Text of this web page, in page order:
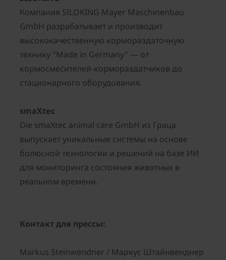
Компания SILOKING Mayer Maschinenbau
GmbH разрабатывает и производит
высококачественную кормораздаточную
технику "Made in Germany" — от
кормосмесителей-кормораздатчиков до
стационарного оборудования.
smaXtec
Die smaXtec animal care GmbH из Граца
выпускает уникальные системы на основе
болюсной технологии и решений на базе ИИ
для мониторинга состояния животных в
реальном времени.
Контакт для прессы:
Markus Steinwendner / Маркус Штайнвенднер